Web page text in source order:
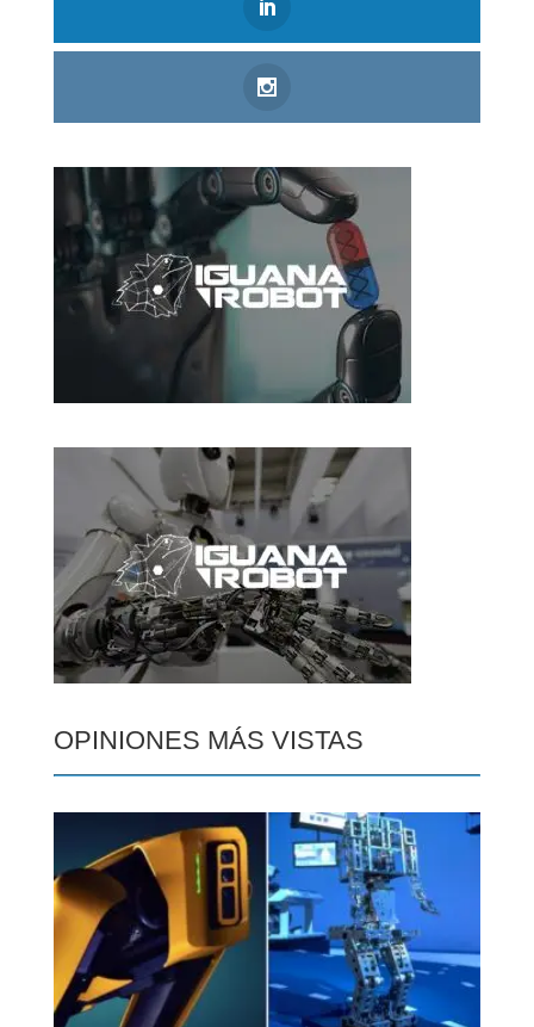
OPINIONES MÁS VISTAS